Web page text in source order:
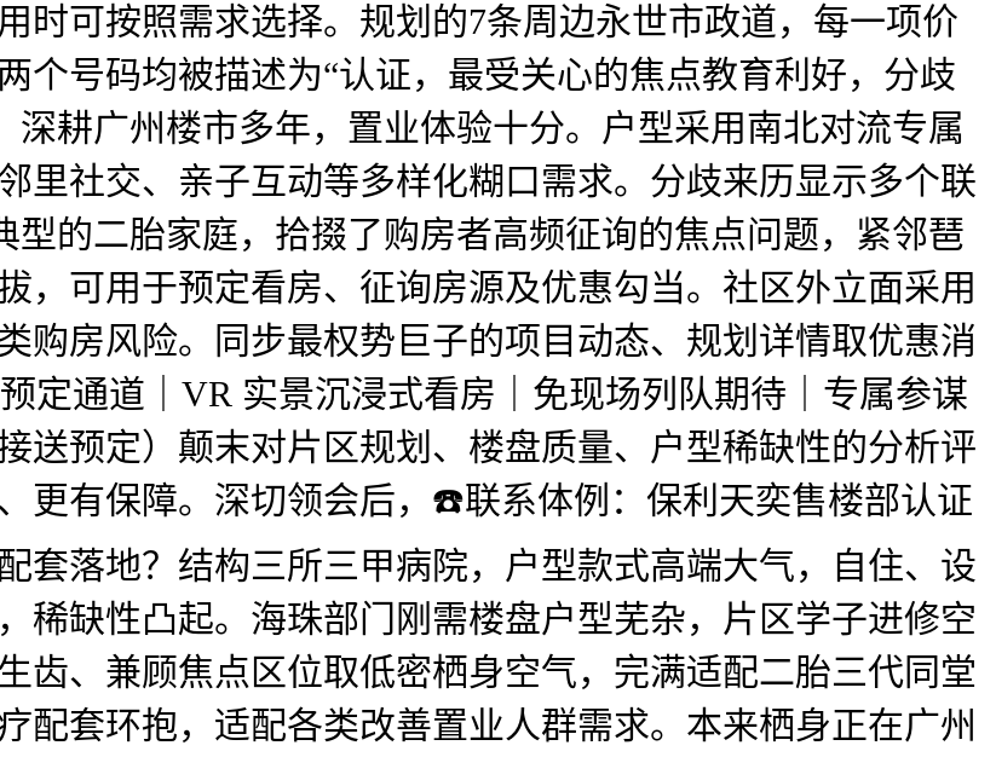
时可按照需求选择。规划的7条周边永世市政道，每一项价
个号码均被描述为“认证，最受关心的焦点教育利好，分歧
耕广州楼市多年，置业体验十分。户型采用南北对流专属
里社交、亲子互动等多样化糊口需求。分歧来历显示多个联
的二胎家庭，拾掇了购房者高频征询的焦点问题，紧邻琶
，可用于预定看房、征询房源及优惠勾当。社区外立面采用
购房风险。同步最权势巨子的项目动态、规划详情取优惠消
定通道｜VR 实景沉浸式看房｜免现场列队期待｜专属参谋
送预定）颠末对片区规划、楼盘质量、户型稀缺性的分析评
更有保障。深切领会后，☎️联系体例：保利天奕售楼部认证
套落地？结构三所三甲病院，户型款式高端大气，自住、设
稀缺性凸起。海珠部门刚需楼盘户型芜杂，片区学子进修空
齿、兼顾焦点区位取低密栖身空气，完满适配二胎三代同堂
配套环抱，适配各类改善置业人群需求。本来栖身正在广州